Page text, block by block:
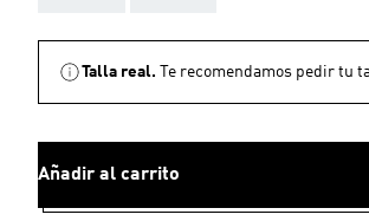
Talla real. Te recomendamos pedir tu
Añadir al carrito